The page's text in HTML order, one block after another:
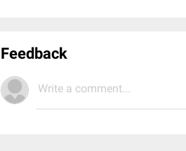
Feedback
Write a comment...